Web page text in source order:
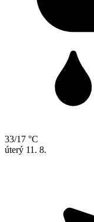
33/17 °C
úterý 11. 8.